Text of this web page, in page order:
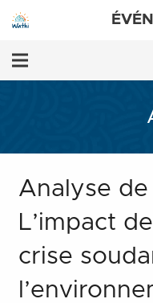
Analyse
L’impact
crise